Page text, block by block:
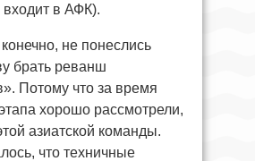
в АФК).
не понеслись
брать реванш
Потому что за время
хорошо рассмотрели,
азиатской команды.
что техничные